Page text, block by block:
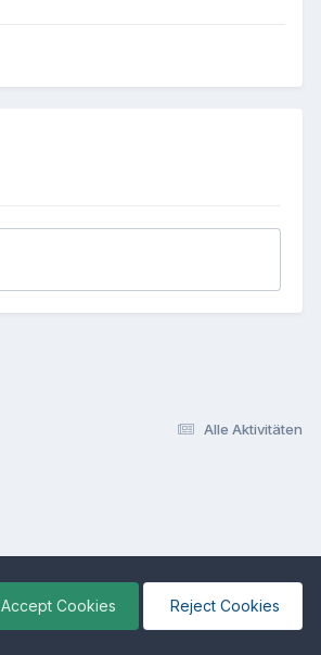
Alle Aktivitäten
Accept Cookies Reject Cookies